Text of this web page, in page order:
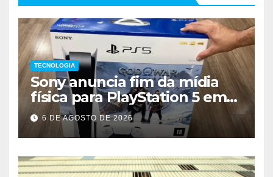
TECNOLOGIA
Sony anuncia fim da mídia
física para PlayStation 5 em
2028
6 DE AGOSTO DE 2026